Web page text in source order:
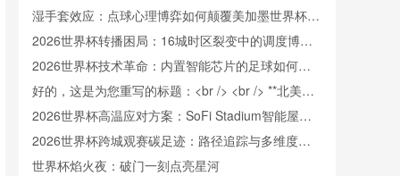
湿手套效应：点球心理博弈如何颠覆美加墨世界杯门
将训练逻辑
2026世界杯转播困局：16城时区裂变中的调度博弈
与版权暗战
2026世界杯技术革命：内置智能芯片的足球如何精
准捕捉射门瞬时极速
好的，这是为您重写的标题：<br /> <br /> **北美世
界杯跨境冷链餐食监管协同：美加墨三国检疫标准冲
突与融合路径研究**
2026世界杯高温应对方案：SoFi Stadium智能屋顶
如何实现“冰火两重天”
2026世界杯跨城观赛碳足迹：路径追踪与多维度排
放解析
世界杯焰火夜：破门一刻点亮星河